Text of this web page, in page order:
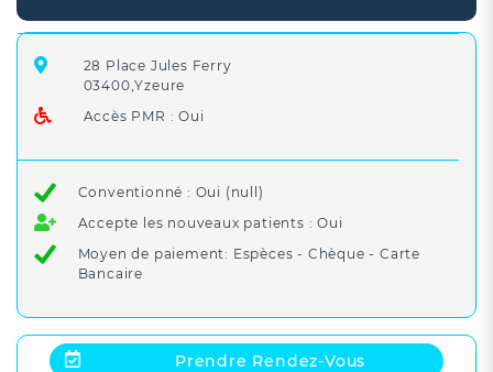
28 Place Jules Ferry
03400,Yzeure
Accès PMR : Oui
Conventionné : Oui (null)
Accepte les nouveaux patients : Oui
Moyen de paiement: Espèces - Chèque - Carte
Bancaire
Prendre Rendez-Vous